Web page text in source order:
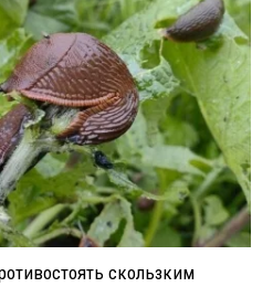
скользким